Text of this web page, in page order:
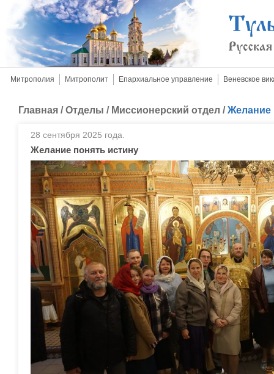
Митрополия Митрополит Епархиальное управление Веневское
Главная /Отделы / Миссионерский отдел /Желание
28 сентября 2025 года.
Желание понять истину